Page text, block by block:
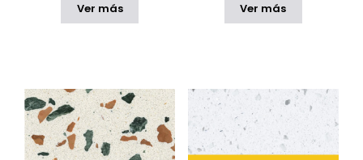
Ver más Ver más